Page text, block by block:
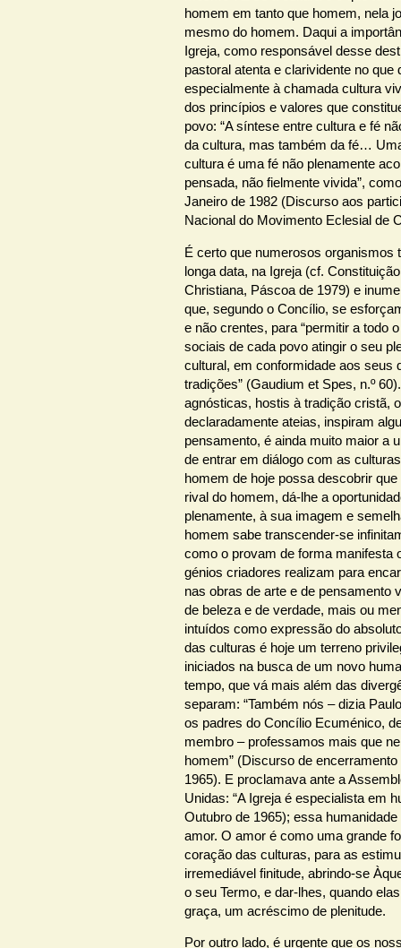
homem em tanto que homem, nela
mesmo do homem. Daqui a
Igreja, como responsável desse
pastoral atenta e clarividente no que
especialmente à chamada cultura
dos princípios e valores que
povo: “A síntese entre cultura e fé
da cultura, mas também da fé…
cultura é uma fé não plenamente
pensada, não fielmente vivida”,
Janeiro de 1982 (Discurso aos
Nacional do Movimento Eclesial de
É certo que numerosos organismos
longa data, na Igreja (cf.
Christiana, Páscoa de 1979) e
que, segundo o Concílio, se
e não crentes, para “permitir a todo
sociais de cada povo atingir o seu
cultural, em conformidade aos seus
tradições” (Gaudium et Spes, n.º
agnósticas, hostis à tradição cristã,
declaradamente ateias, inspiram
pensamento, é ainda muito maior a
de entrar em diálogo com as
homem de hoje possa descobrir
rival do homem, dá-lhe a
plenamente, à sua imagem e
homem sabe transcender-se
como o provam de forma manifesta
génios criadores realizam para
nas obras de arte e de pensamento
de beleza e de verdade, mais ou
intuídos como expressão do
das culturas é hoje um terreno
iniciados na busca de um novo
tempo, que vá mais além das
separam: “Também nós – dizia
os padres do Concílio Ecuménico,
membro – professamos mais que
homem” (Discurso de
1965). E proclamava ante a
Unidas: “A Igreja é especialista em
Outubro de 1965); essa
amor. O amor é como uma grande
coração das culturas, para as
irremediável finitude, abrindo-se
o seu Termo, e dar-lhes, quando
graça, um acréscimo de plenitude.
Por outro lado, é urgente que os